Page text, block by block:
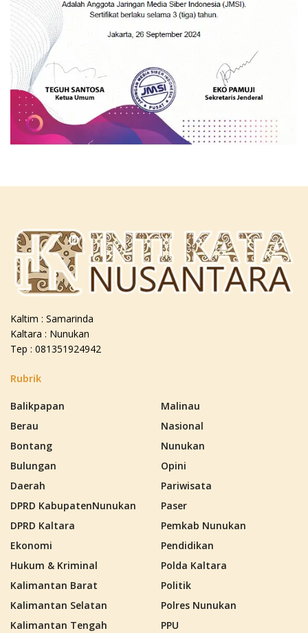
Kaltim : Samarinda
Kaltara : Nunukan
Tep : 081351924942
Rubrik
Balikpapan
Berau
Bontang
Bulungan
Daerah
DPRD KabupatenNunukan
DPRD Kaltara
Ekonomi
Hukum & Kriminal
Kalimantan Barat
Kalimantan Selatan
Kalimantan Tengah
Malinau
Nasional
Nunukan
Opini
Pariwisata
Paser
Pemkab Nunukan
Pendidikan
Polda Kaltara
Politik
Polres Nunukan
PPU